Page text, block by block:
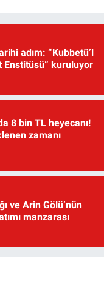
adım: “Kubbetü’l
Enstitüsü” kuruluyor
8 bin TL heyecanı!
zamanı
ve Arin Gölü’nün
manzarası